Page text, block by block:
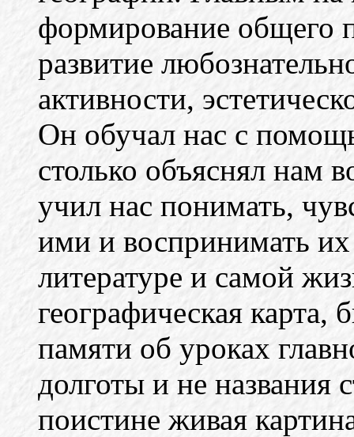
формирование общего
развитие
активности,
Он обучал нас с
столько объяснял нам
учил нас понимать,
ими и воспринимать
литературе и самой
географическая карта,
памяти об уроках
долготы и не названия
поистине живая